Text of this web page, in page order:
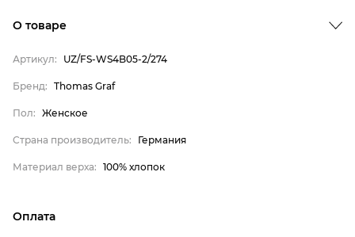
Пол
Страна производитель
Материал верха
О товаре
Артикул: UZ/FS-WS4B05-2/274
Бренд: Thomas Graf
Пол: Женское
Страна производитель: Германия
Материал верха: 100% хлопок
Оплата